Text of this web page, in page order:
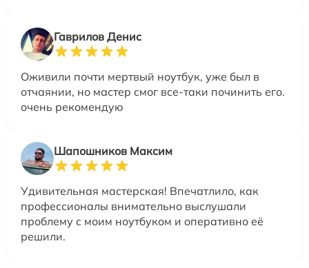
Гаврилов Денис
Оживили почти мертвый ноутбук, уже был в
отчаянии, но мастер смог все-таки починить его.
очень рекомендую
Шапошников Максим
Удивительная мастерская! Впечатлило, как
профессионалы внимательно выслушали
проблему с моим ноутбуком и оперативно её
решили.